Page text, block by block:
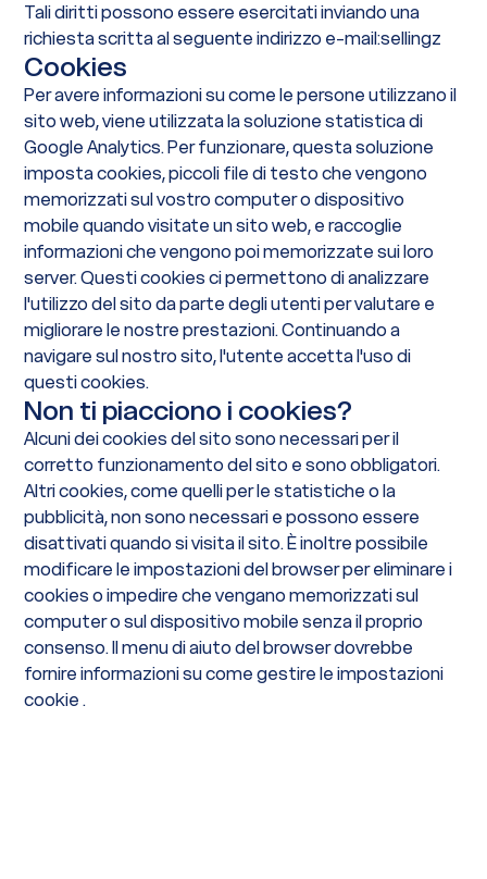
Tali diritti possono essere esercitati inviando una
richiesta scritta al seguente indirizzo e-mail:sellingz
Cookies
Per avere informazioni su come le persone utilizzano il
sito web, viene utilizzata la soluzione statistica di
Google Analytics. Per funzionare, questa soluzione
imposta cookies, piccoli file di testo che vengono
memorizzati sul vostro computer o dispositivo
mobile quando visitate un sito web, e raccoglie
informazioni che vengono poi memorizzate sui loro
server. Questi cookies ci permettono di analizzare
l'utilizzo del sito da parte degli utenti per valutare e
migliorare le nostre prestazioni. Continuando a
navigare sul nostro sito, l'utente accetta l'uso di
questi cookies.
Non ti piacciono i cookies?
Alcuni dei cookies del sito sono necessari per il
corretto funzionamento del sito e sono obbligatori.
Altri cookies, come quelli per le statistiche o la
pubblicità, non sono necessari e possono essere
disattivati quando si visita il sito. È inoltre possibile
modificare le impostazioni del browser per eliminare i
cookies o impedire che vengano memorizzati sul
computer o sul dispositivo mobile senza il proprio
consenso. Il menu di aiuto del browser dovrebbe
fornire informazioni su come gestire le impostazioni
cookie .